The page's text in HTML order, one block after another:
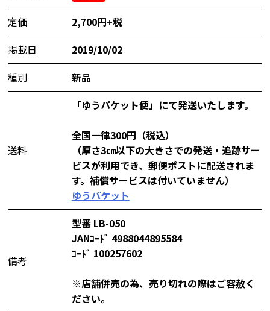
定価
2,700円+税
掲載日
2019/10/02
種別
新品
送料
「ゆうパケット便」にて発送いたします。
全国一律300円（税込）
（厚さ3㎝以下の大きさでの発送・追跡サー
ビスが利用でき、郵便ポストに配送されま
す。補償サービスは付いていません）
ゆうパケット
備考
型番 LB-050
JANｺｰﾄﾞ 4988044895584
ｺｰﾄﾞ 100257602
※店舗併売の為、売り切れの際はご容赦く
ださい。